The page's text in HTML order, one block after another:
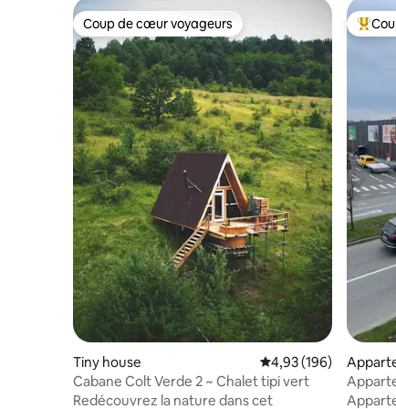
Coup de cœur voyageurs
Coup de cœur voyageurs
Tiny house Évaluation moyenne
4,93 (196)
Cabane Colt Verde 2 ~ Chalet tipi vert
Redécouvrez la nature dans cet
sur le